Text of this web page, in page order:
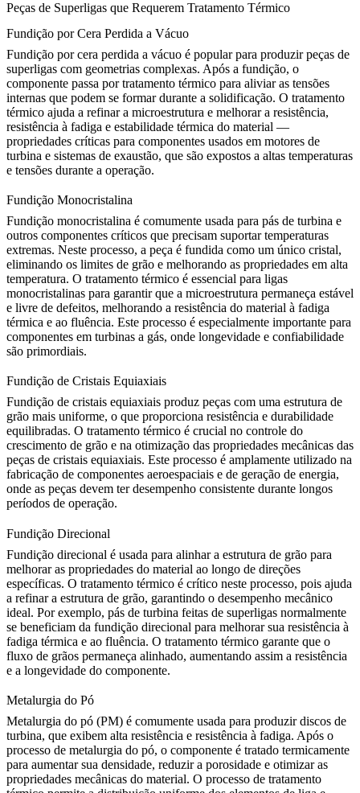
Peças de Superligas que Requerem Tratamento Térmico
Fundição por Cera Perdida a Vácuo
Fundição por cera perdida a vácuo é popular para produzir peças de
superligas com geometrias complexas. Após a fundição, o
componente passa por tratamento térmico para aliviar as tensões
internas que podem se formar durante a solidificação. O tratamento
térmico ajuda a refinar a microestrutura e melhorar a resistência,
resistência à fadiga e estabilidade térmica do material —
propriedades críticas para componentes usados em motores de
turbina e sistemas de exaustão, que são expostos a altas temperaturas
e tensões durante a operação.
Fundição Monocristalina
Fundição monocristalina é comumente usada para pás de turbina e
outros componentes críticos que precisam suportar temperaturas
extremas. Neste processo, a peça é fundida como um único cristal,
eliminando os limites de grão e melhorando as propriedades em alta
temperatura. O tratamento térmico é essencial para ligas
monocristalinas para garantir que a microestrutura permaneça estável
e livre de defeitos, melhorando a resistência do material à fadiga
térmica e ao fluência. Este processo é especialmente importante para
componentes em turbinas a gás, onde longevidade e confiabilidade
são primordiais.
Fundição de Cristais Equiaxiais
Fundição de cristais equiaxiais produz peças com uma estrutura de
grão mais uniforme, o que proporciona resistência e durabilidade
equilibradas. O tratamento térmico é crucial no controle do
crescimento de grão e na otimização das propriedades mecânicas das
peças de cristais equiaxiais. Este processo é amplamente utilizado na
fabricação de componentes aeroespaciais e de geração de energia,
onde as peças devem ter desempenho consistente durante longos
períodos de operação.
Fundição Direcional
Fundição direcional é usada para alinhar a estrutura de grão para
melhorar as propriedades do material ao longo de direções
específicas. O tratamento térmico é crítico neste processo, pois ajuda
a refinar a estrutura de grão, garantindo o desempenho mecânico
ideal. Por exemplo, pás de turbina feitas de superligas normalmente
se beneficiam da fundição direcional para melhorar sua resistência à
fadiga térmica e ao fluência. O tratamento térmico garante que o
fluxo de grãos permaneça alinhado, aumentando assim a resistência
e a longevidade do componente.
Metalurgia do Pó
Metalurgia do pó (PM) é comumente usada para produzir discos de
turbina, que exibem alta resistência e resistência à fadiga. Após o
processo de metalurgia do pó, o componente é tratado termicamente
para aumentar sua densidade, reduzir a porosidade e otimizar as
propriedades mecânicas do material. O processo de tratamento